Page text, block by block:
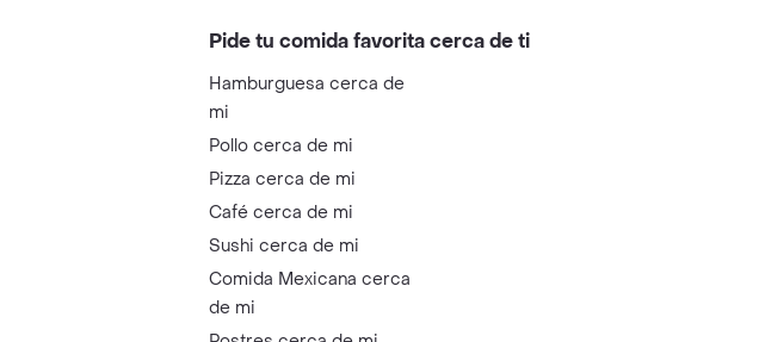
Pide tu comida favorita cerca de ti
Hamburguesa cerca de
mi
Pollo cerca de mi
Pizza cerca de mi
Café cerca de mi
Sushi cerca de mi
Comida Mexicana cerca
de mi